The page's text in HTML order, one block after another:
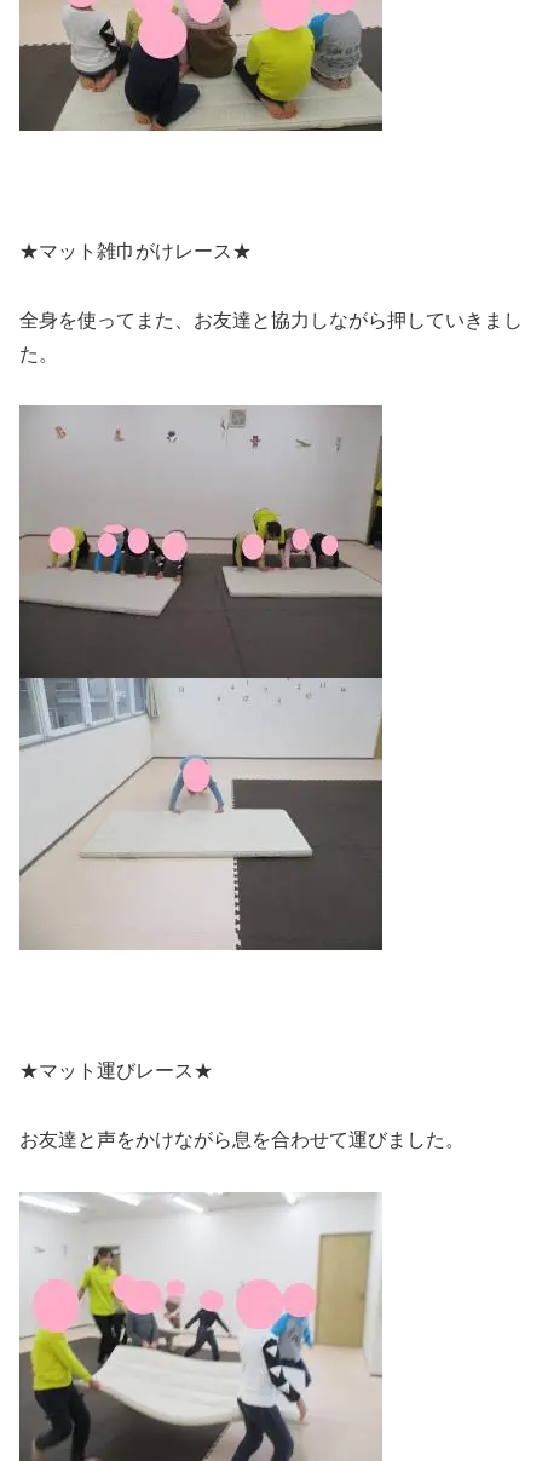
★マット雑巾がけレース★
全身を使ってまた、お友達と協力しながら押していきまし
た。
★マット運びレース★
お友達と声をかけながら息を合わせて運びました。